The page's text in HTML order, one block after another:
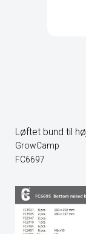
Løftet bund til
GrowCamp
FC6697